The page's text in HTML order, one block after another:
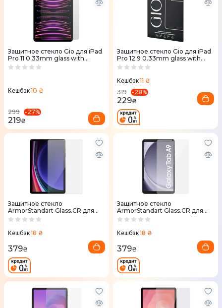
Защитное стекло Gio для iPad
Pro 11 0.33mm glass with
applicator clear
Кешбэк10 ₴
299 -27%
219₴
Защитное стекло Gio для iPad
Pro 12.9 0.33mm glass with
applicator clear
Кешбэк11 ₴
319
-28%
229₴
Защитное стекло
ArmorStandart Glass.CR для
Samsung Galaxy Tab S9 (SM-
(ARM69745)
Кешбэк18 ₴
379₴
Защитное стекло
ArmorStandart Glass.CR для
Samsung Galaxy Tab A9 Clear
Кешбэк18 ₴
379₴